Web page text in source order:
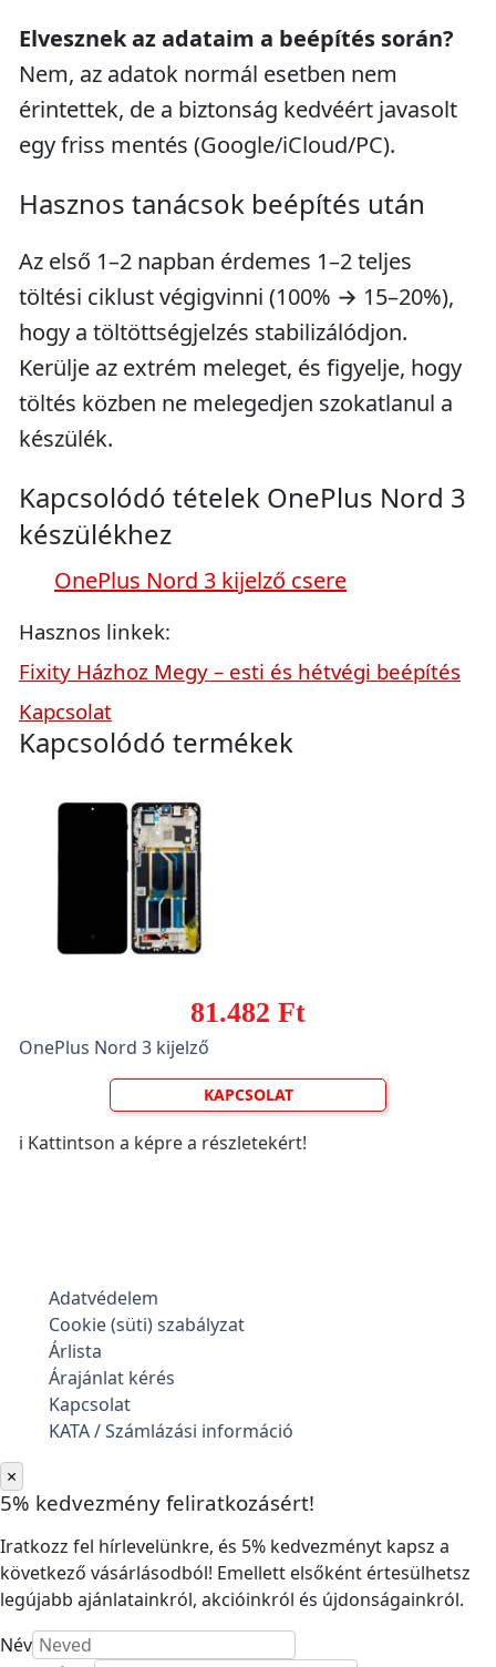
Elvesznek az adataim a beépítés során?
Nem, az adatok normál esetben nem
érintettek, de a biztonság kedvéért javasolt
egy friss mentés (Google/iCloud/PC).
Hasznos tanácsok beépítés után
Az első 1–2 napban érdemes 1–2 teljes
töltési ciklust végigvinni (100% → 15–20%),
hogy a töltöttségjelzés stabilizálódjon.
Kerülje az extrém meleget, és figyelje, hogy
töltés közben ne melegedjen szokatlanul a
készülék.
Kapcsolódó tételek OnePlus Nord 3
készülékhez
OnePlus Nord 3 kijelző csere
Hasznos linkek:
Fixity Házhoz Megy – esti és hétvégi beépítés
Kapcsolat
Kapcsolódó termékek
81.482 Ft
OnePlus Nord 3 kijelző
KAPCSOLAT
ℹ️ Kattintson a képre a részletekért!
Adatvédelem
Cookie (süti) szabályzat
Árlista
Árajánlat kérés
Kapcsolat
KATA / Számlázási információ
×
5% kedvezmény feliratkozásért!
Iratkozz fel hírlevelünkre, és 5% kedvezményt kapsz a
következő vásárlásodból! Emellett elsőként értesülhetsz
legújabb ajánlatainkról, akcióinkról és újdonságainkról.
Név